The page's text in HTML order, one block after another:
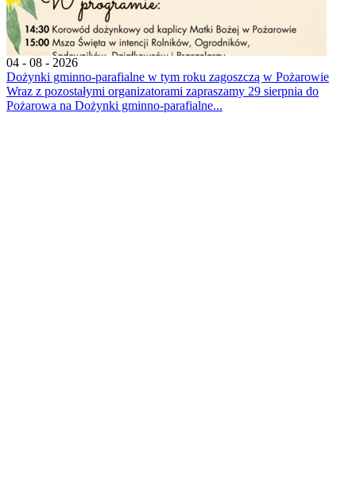
04 - 08 - 2026
Dożynki gminno-parafialne w tym roku zagoszczą w Pożarowie
Wraz z pozostałymi organizatorami zapraszamy 29 sierpnia do
Pożarowa na Dożynki gminno-parafialne...